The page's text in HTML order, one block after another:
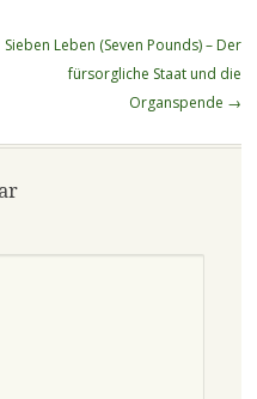
Sieben Leben (Seven Pounds) – Der
fürsorgliche Staat und die
Organspende →